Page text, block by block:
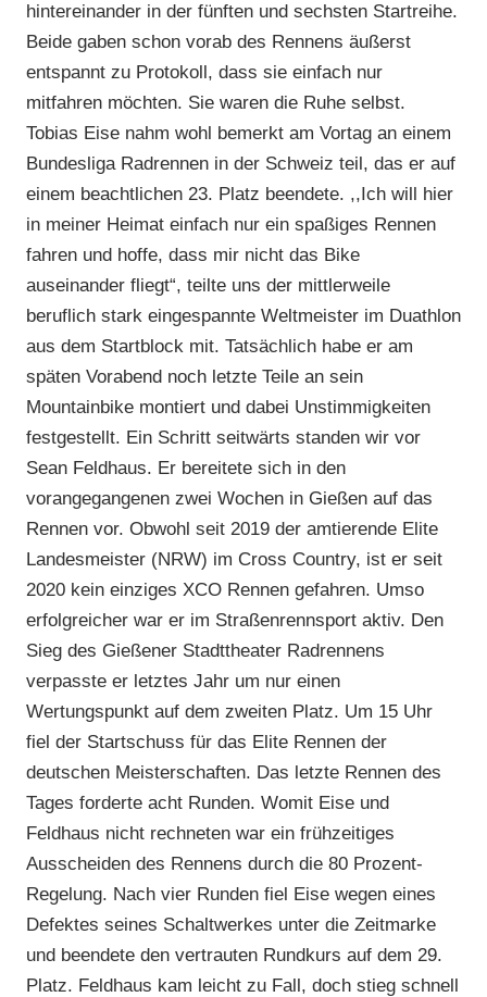
hintereinander in der fünften und sechsten Startreihe.
Beide gaben schon vorab des Rennens äußerst
entspannt zu Protokoll, dass sie einfach nur
mitfahren möchten. Sie waren die Ruhe selbst.
Tobias Eise nahm wohl bemerkt am Vortag an einem
Bundesliga Radrennen in der Schweiz teil, das er auf
einem beachtlichen 23. Platz beendete. ,,Ich will hier
in meiner Heimat einfach nur ein spaßiges Rennen
fahren und hoffe, dass mir nicht das Bike
auseinander fliegt“, teilte uns der mittlerweile
beruflich stark eingespannte Weltmeister im Duathlon
aus dem Startblock mit. Tatsächlich habe er am
späten Vorabend noch letzte Teile an sein
Mountainbike montiert und dabei Unstimmigkeiten
festgestellt. Ein Schritt seitwärts standen wir vor
Sean Feldhaus. Er bereitete sich in den
vorangegangenen zwei Wochen in Gießen auf das
Rennen vor. Obwohl seit 2019 der amtierende Elite
Landesmeister (NRW) im Cross Country, ist er seit
2020 kein einziges XCO Rennen gefahren. Umso
erfolgreicher war er im Straßenrennsport aktiv. Den
Sieg des Gießener Stadttheater Radrennens
verpasste er letztes Jahr um nur einen
Wertungspunkt auf dem zweiten Platz. Um 15 Uhr
fiel der Startschuss für das Elite Rennen der
deutschen Meisterschaften. Das letzte Rennen des
Tages forderte acht Runden. Womit Eise und
Feldhaus nicht rechneten war ein frühzeitiges
Ausscheiden des Rennens durch die 80 Prozent-
Regelung. Nach vier Runden fiel Eise wegen eines
Defektes seines Schaltwerkes unter die Zeitmarke
und beendete den vertrauten Rundkurs auf dem 29.
Platz. Feldhaus kam leicht zu Fall, doch stieg schnell